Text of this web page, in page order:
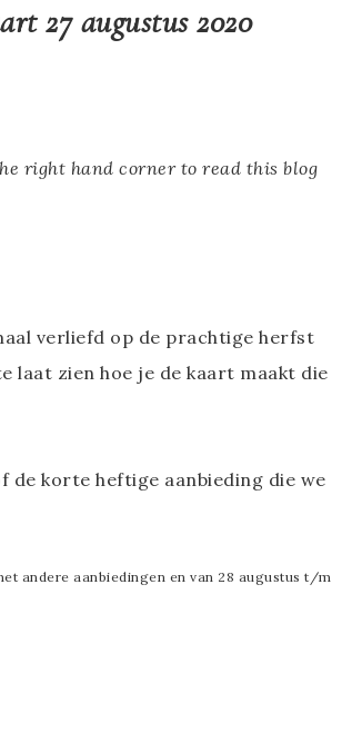
27 augustus 2020
right hand corner to read this blog
verliefd op de prachtige herfst
laat zien hoe je de kaart maakt die
de korte heftige aanbieding die we
andere aanbiedingen en van 28 augustus t/m